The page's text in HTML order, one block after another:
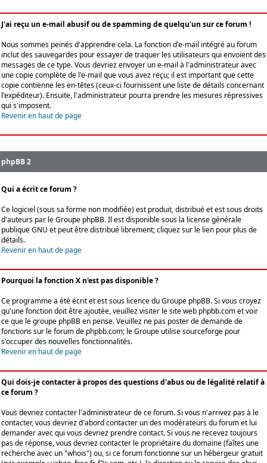
J'ai reçu un e-mail abusif ou de spamming de quelqu'un sur ce forum !
Nous sommes peinés d'apprendre cela. La fonction d'e-mail intégré au forum
inclut des sauvegardes pour essayer de traquer les utilisateurs qui envoient des
messages de ce type. Vous devriez envoyer un e-mail à l'administrateur avec
une copie complète de l'e-mail que vous avez reçu; il est important que cette
copie contienne les en-têtes (ceux-ci fournissent une liste de détails concernant
l'expéditeur). Ensuite, l'administrateur pourra prendre les mesures répressives
qui s'imposent.
Revenir en haut de page
phpBB 2
Qui a écrit ce forum ?
Ce logiciel (sous sa forme non modifiée) est produit, distribué et est sous droits
d'auteurs par leGroupe phpBB. Il est disponible sous la license générale
publique GNU et peut être distribué librement; cliquez sur le lien pour plus de
détails.
Revenir en haut de page
Pourquoi la fonction X n'est pas disponible ?
Ce programme a été écrit et est sous licence du Groupe phpBB. Si vous croyez
qu'une fonction doit être ajoutée, veuillez visiter le site web phpbb.com et voir
ce que le groupe phpBB en pense. Veuillez ne pas poster de demande de
fonctions sur le forum de phpbb.com; le Groupe utilise sourceforge pour
s'occuper des nouvelles fonctionnalités.
Revenir en haut de page
Qui dois-je contacter à propos des questions d'abus ou de légalité relatif à
ce forum ?
Vous devriez contacter l'administrateur de ce forum. Si vous n'arrivez pas à le
contacter, vous devriez d'abord contacter un des modérateurs du forum et lui
demander avec qui vous devriez prendre contact. Si vous ne recevez toujours
pas de réponse, vous devriez contacter le propriétaire du domaine (faîtes une
recherche avec un "whois") ou, si ce forum fonctionne sur un hébergeur gratuit